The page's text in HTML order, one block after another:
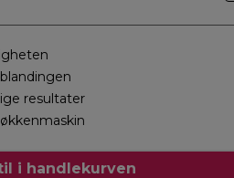
resultater
i handlekurven